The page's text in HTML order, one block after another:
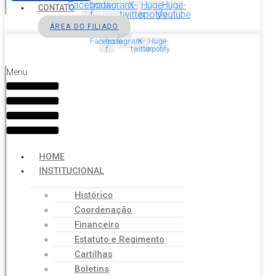
CONTATOFacebook-
f
InstagramX-
twitter
Huge-
spotify
Huge-
youtube
ÁREA DO FILIADO
Facebook-
f
InstagramX-
twitter
Huge-
spotify
Menu
HOME
INSTITUCIONAL
Histórico
Coordenação
Financeiro
Estatuto e Regimento
Cartilhas
Boletins